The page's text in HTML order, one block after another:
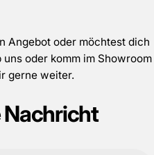
Angebot oder möchtest dich
oder komm im Showroom
gerne weiter.
Nachricht